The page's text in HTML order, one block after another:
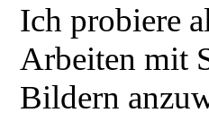
Ich probiere
Arbeiten mit
Bildern